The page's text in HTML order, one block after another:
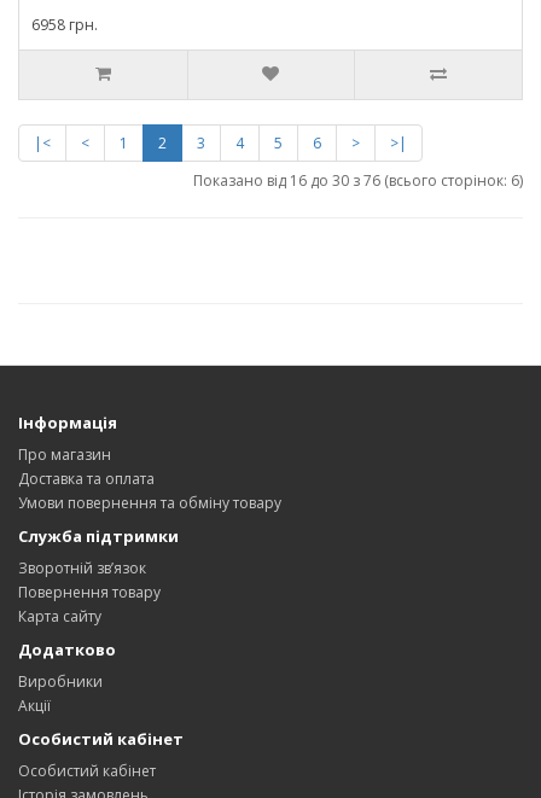
6958 грн.
|< < 1 2 3 4 5 6 >
>|
Показано від 16 до 30 з 76 (всього сторінок: 6)
Інформація
Про магазин
Доставка та оплата
Умови повернення та обміну товару
Служба підтримки
Зворотній зв’язок
Повернення товару
Карта сайту
Додатково
Виробники
Акції
Особистий кабінет
Особистий кабінет